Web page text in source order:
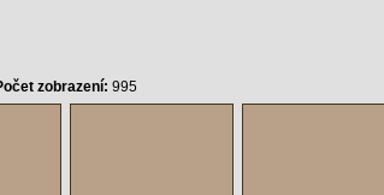
zobrazení: 995